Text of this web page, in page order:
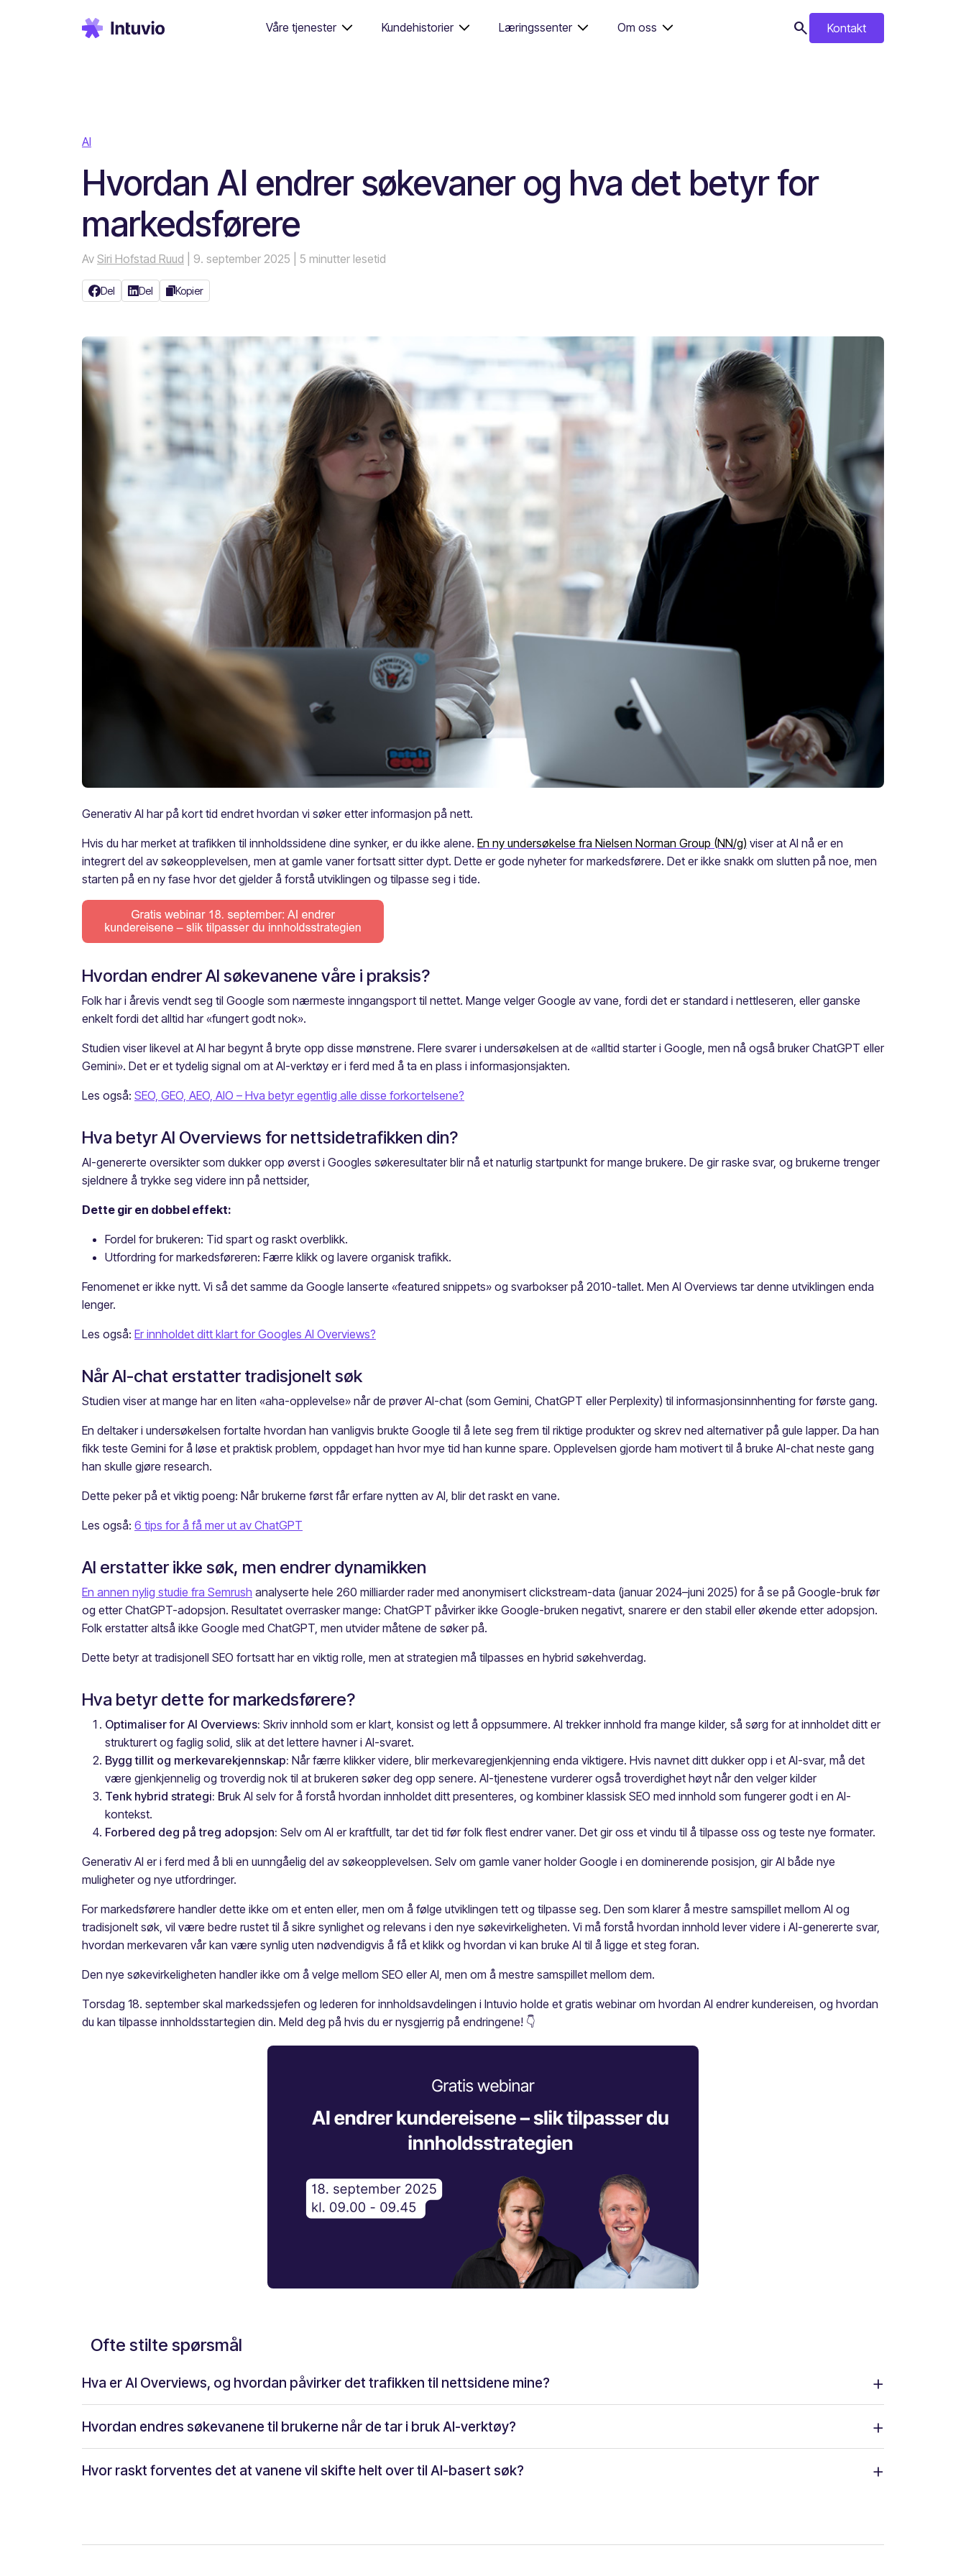
Våre tjenester Kundehistorier Læringssenter Om oss search Kontakt
AI
Hvordan AI endrer søkevaner og hva det betyr for
markedsførere
Av Siri Hofstad Ruud | 9. september 2025 | 5 minutter lesetid
Del Del Kopier
Generativ AI har på kort tid endret hvordan vi søker etter informasjon på nett.
Hvis du har merket at trafikken til innholdssidene dine synker, er du ikke alene. En ny undersøkelse fra Nielsen Norman Group (NN/g) viser at AI nå er en
integrert del av søkeopplevelsen, men at gamle vaner fortsatt sitter dypt. Dette er gode nyheter for markedsførere. Det er ikke snakk om slutten på noe, men
starten på en ny fase hvor det gjelder å forstå utviklingen og tilpasse seg i tide.
Hvordan endrer AI søkevanene våre i praksis?
Folk har i årevis vendt seg til Google som nærmeste inngangsport til nettet. Mange velger Google av vane, fordi det er standard i nettleseren, eller ganske
enkelt fordi det alltid har «fungert godt nok».
Studien viser likevel at AI har begynt å bryte opp disse mønstrene. Flere svarer i undersøkelsen at de «alltid starter i Google, men nå også bruker ChatGPT eller
Gemini». Det er et tydelig signal om at AI-verktøy er i ferd med å ta en plass i informasjonsjakten.
Les også: SEO, GEO, AEO, AIO – Hva betyr egentlig alle disse forkortelsene?
Hva betyr AI Overviews for nettsidetrafikken din?
AI-genererte oversikter som dukker opp øverst i Googles søkeresultater blir nå et naturlig startpunkt for mange brukere. De gir raske svar, og brukerne trenger
sjeldnere å trykke seg videre inn på nettsider,
Dette gir en dobbel effekt:
Fordel for brukeren: Tid spart og raskt overblikk.
Utfordring for markedsføreren: Færre klikk og lavere organisk trafikk.
Fenomenet er ikke nytt. Vi så det samme da Google lanserte «featured snippets» og svarbokser på 2010-tallet. Men AI Overviews tar denne utviklingen enda
lenger.
Les også: Er innholdet ditt klart for Googles AI Overviews?
Når AI-chat erstatter tradisjonelt søk
Studien viser at mange har en liten «aha-opplevelse» når de prøver AI-chat (som Gemini, ChatGPT eller Perplexity) til informasjonsinnhenting for første gang.
En deltaker i undersøkelsen fortalte hvordan han vanligvis brukte Google til å lete seg frem til riktige produkter og skrev ned alternativer på gule lapper. Da han
fikk teste Gemini for å løse et praktisk problem, oppdaget han hvor mye tid han kunne spare. Opplevelsen gjorde ham motivert til å bruke AI-chat neste gang
han skulle gjøre research.
Dette peker på et viktig poeng: Når brukerne først får erfare nytten av AI, blir det raskt en vane.
Les også: 6 tips for å få mer ut av ChatGPT
AI erstatter ikke søk, men endrer dynamikken
En annen nylig studie fra Semrush analyserte hele 260 milliarder rader med anonymisert clickstream-data (januar 2024–juni 2025) for å se på Google-bruk før
og etter ChatGPT-adopsjon. Resultatet overrasker mange: ChatGPT påvirker ikke Google-bruken negativt, snarere er den stabil eller økende etter adopsjon.
Folk erstatter altså ikke Google med ChatGPT, men utvider måtene de søker på.
Dette betyr at tradisjonell SEO fortsatt har en viktig rolle, men at strategien må tilpasses en hybrid søkehverdag.
Hva betyr dette for markedsførere?
Optimaliser for AI Overviews: Skriv innhold som er klart, konsist og lett å oppsummere. AI trekker innhold fra mange kilder, så sørg for at innholdet ditt er
strukturert og faglig solid, slik at det lettere havner i AI-svaret.
Bygg tillit og merkevarekjennskap: Når færre klikker videre, blir merkevaregjenkjenning enda viktigere. Hvis navnet ditt dukker opp i et AI-svar, må det
være gjenkjennelig og troverdig nok til at brukeren søker deg opp senere. AI-tjenestene vurderer også troverdighet høyt når den velger kilder
Tenk hybrid strategi: Bruk AI selv for å forstå hvordan innholdet ditt presenteres, og kombiner klassisk SEO med innhold som fungerer godt i en AI-
kontekst.
Forbered deg på treg adopsjon: Selv om AI er kraftfullt, tar det tid før folk flest endrer vaner. Det gir oss et vindu til å tilpasse oss og teste nye formater.
Generativ AI er i ferd med å bli en uunngåelig del av søkeopplevelsen. Selv om gamle vaner holder Google i en dominerende posisjon, gir AI både nye
muligheter og nye utfordringer.
For markedsførere handler dette ikke om et enten eller, men om å følge utviklingen tett og tilpasse seg. Den som klarer å mestre samspillet mellom AI og
tradisjonelt søk, vil være bedre rustet til å sikre synlighet og relevans i den nye søkevirkeligheten. Vi må forstå hvordan innhold lever videre i AI-genererte svar,
hvordan merkevaren vår kan være synlig uten nødvendigvis å få et klikk og hvordan vi kan bruke AI til å ligge et steg foran.
Den nye søkevirkeligheten handler ikke om å velge mellom SEO eller AI, men om å mestre samspillet mellom dem.
Torsdag 18. september skal markedssjefen og lederen for innholdsavdelingen i Intuvio holde et gratis webinar om hvordan AI endrer kundereisen, og hvordan
du kan tilpasse innholdsstartegien din. Meld deg på hvis du er nysgjerrig på endringene! 👇
Ofte stilte spørsmål
Hva er AI Overviews, og hvordan påvirker det trafikken til nettsidene mine? +
Hvordan endres søkevanene til brukerne når de tar i bruk AI-verktøy? +
Hvor raskt forventes det at vanene vil skifte helt over til AI-basert søk? +